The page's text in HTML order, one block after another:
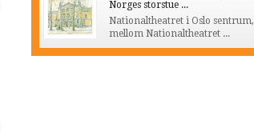
Norges storstue ...
Nationaltheatret i Oslo sentrum,
mellom Nationaltheatret ...